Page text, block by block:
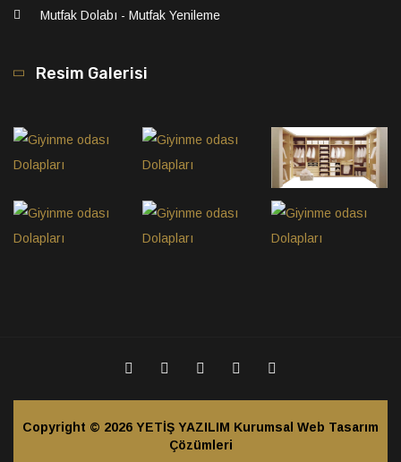
Mutfak Dolabı - Mutfak Yenileme
Resim Galerisi
Copyright © 2026 YETİŞ YAZILIM Kurumsal Web Tasarım
Çözümleri